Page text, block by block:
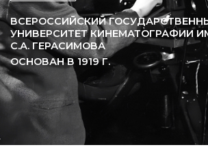
ВСЕРОССИЙСКИЙ
УНИВЕРСИТЕТ КИНЕМАТОГРАФИИ
С.А. ГЕРАСИМОВА
ОСНОВАН В 1919Г.